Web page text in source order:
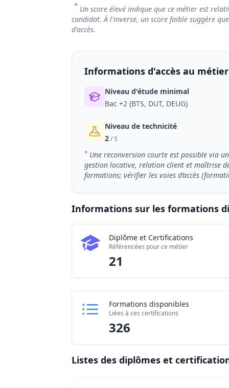
* Un score élevé indique que ce métier est
candidat. À l'inverse, un score faible suggère
d'accès.
Informations d'accès au métier
Niveau d'étude minimal
Bac +2 (BTS, DUT, DEUG)
Niveau de technicité
2/ 5
* Une reconversion courte est possible via
gestion locative, relation client et maîtrise
formations; vérifier les voies d’accès
Informations sur les formations
Chiffres clés de la formation Chargé /
Certifications
Diplôme et Certifications
Référencées pour ce métier
21
Formations disponibles
Liées à ces certifications
326
Listes des diplômes et